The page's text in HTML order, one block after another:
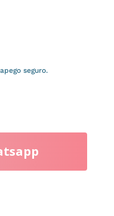
seguro.